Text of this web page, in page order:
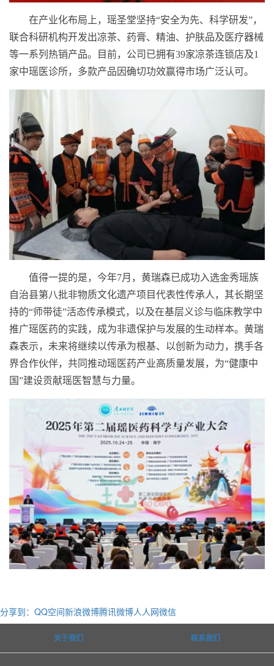
在产业化布局上，瑶圣堂坚持“安全为先、科学研发”，
联合科研机构开发出凉茶、药膏、精油、护肤品及医疗器械
等一系列热销产品。目前，公司已拥有39家凉茶连锁店及1
家中瑶医诊所，多款产品因确切功效赢得市场广泛认可。
值得一提的是，今年7月，黄瑞森已成功入选金秀瑶族
自治县第八批非物质文化遗产项目代表性传承人，其长期坚
持的“师带徒”活态传承模式，以及在基层义诊与临床教学中
推广瑶医药的实践，成为非遗保护与发展的生动样本。黄瑞
森表示，未来将继续以传承为根基、以创新为动力，携手各
界合作伙伴，共同推动瑶医药产业高质量发展，为“健康中
国”建设贡献瑶医智慧与力量。
分享到： QQ空间新浪微博腾讯微博人人网微信
关于我们 联系我们